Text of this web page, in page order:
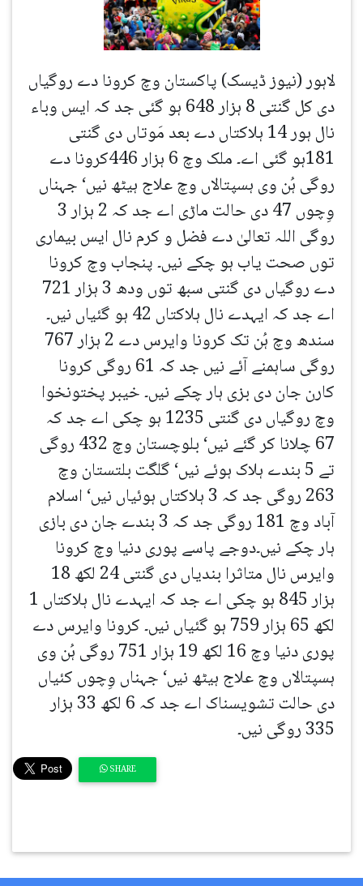
لاہور (نیوز ڈیسک) پاکستان وچ کرونا دے روگیاں
دی کل گنتی 8 ہزار 648 ہو گئی جد کہ ایس وباء
نال ہور 14 ہلاکتاں دے بعد مَوتاں دی گنتی
181ہو گئی اے۔ ملک وچ 6 ہزار 446کرونا دے
روگی ہُن وی ہسپتالاں وچ علاج ہیٹھ نیں‘ جہناں
وِچوں 47 دی حالت ماڑی اے جد کہ 2 ہزار 3
روگی اللہ تعالیٰ دے فضل و کرم نال ایس بیماری
توں صحت یاب ہو چکے نیں۔ پنجاب وچ کرونا
دے روگیاں دی گنتی سبھ توں ودھ 3 ہزار 721
اے جد کہ ایہدے نال ہلاکتاں 42 ہو گئیاں نیں۔
سندھ وچ ہُن تک کرونا وایرس دے 2 ہزار 767
روگی ساہمنے آئے نیں جد کہ 61 روگی کرونا
کارن جان دی بزی ہار چکے نیں۔ خیبر پختونخوا
وچ روگیاں دی گنتی 1235 ہو چکی اے جد کہ
67 چلانا کر گئے نیں‘ بلوچستان وچ 432 روگی
تے 5 بندے ہلاک ہوئے نیں‘ گلگت بلتستان وچ
263 روگی جد کہ 3 ہلاکتاں ہوئیاں نیں‘ اسلام
آباد وچ 181 روگی جد کہ 3 بندے جان دی بازی
ہار چکے نیں۔دوجے پاسے پوری دنیا وچ کرونا
وایرس نال متاثرا بندیاں دی گنتی 24 لکھ 18
ہزار 845 ہو چکی اے جد کہ ایہدے نال ہلاکتاں 1
لکھ 65 ہزار 759 ہو گئیاں نیں۔ کرونا وایرس دے
پوری دنیا وچ 16 لکھ 19 ہزار 751 روگی ہُن وی
ہسپتالاں وچ علاج ہیٹھ نیں‘ جہناں وِچوں کئیاں
دی حالت تشویسناک اے جد کہ 6 لکھ 33 ہزار
335 روگی نیں۔
SHARE